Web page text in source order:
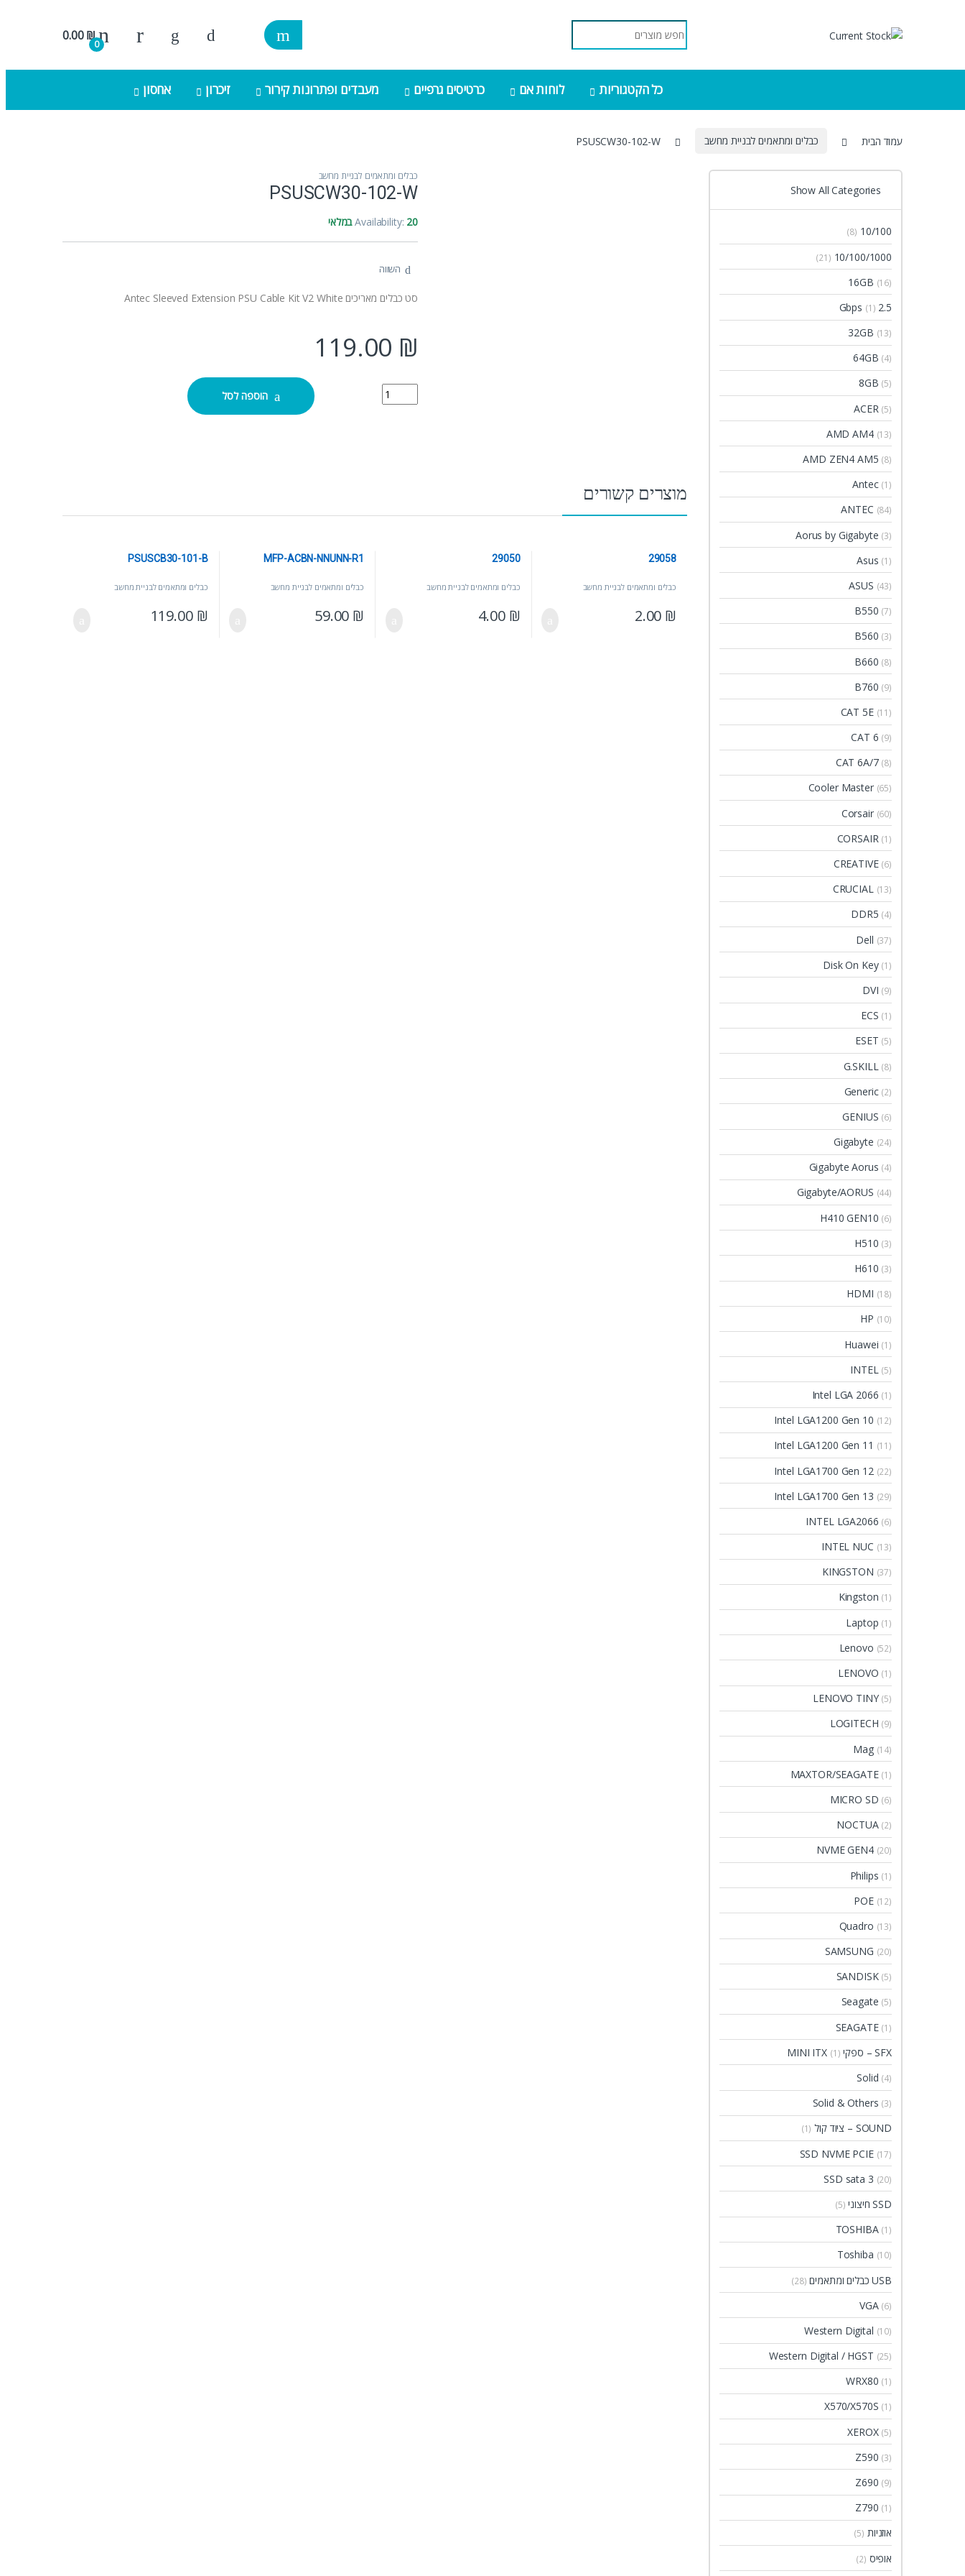
Search for:
0
0.00₪
כל הקטגוריות לוחות אם כרטיסים גרפיים מעבדים ופתרונות קירור זיכרון אחסון
עמוד הבית כבלים ומתאמים לבניית מחשב PSUSCW30-102-W
כבלים ומתאמים לבניית מחשב
PSUSCW30-102-W
Availability: 20 במלאי
השווה
סט כבלים מאריכים Antec Sleeved Extension PSU Cable Kit V2 White
119.00 ₪
PSUSCW30-102-W quantity הוספה לסל
מוצרים קשורים
כבלים ומתאמים לבניית מחשב
29058
2.00 ₪
כבלים ומתאמים לבניית מחשב
29050
4.00 ₪
כבלים ומתאמים לבניית מחשב
MFP-ACBN-NNUNN-R1
59.00 ₪
כבלים ומתאמים לבניית מחשב
PSUSCB30-101-B
119.00 ₪
Show All Categories
10/100
(8)
10/100/1000
(21)
16GB (16)
2.5 Gbps
(1)
32GB (13)
64GB (4)
8GB (5)
ACER (5)
AMD AM4 (13)
AMD ZEN4 AM5 (8)
Antec (1)
ANTEC (84)
Aorus by Gigabyte (3)
Asus (1)
ASUS (43)
B550 (7)
B560 (3)
B660 (8)
B760 (9)
CAT 5E (11)
CAT 6 (9)
CAT 6A/7 (8)
Cooler Master (65)
Corsair (60)
CORSAIR (1)
CREATIVE (6)
CRUCIAL (13)
DDR5 (4)
Dell (37)
Disk On Key (1)
DVI (9)
ECS (1)
ESET (5)
G.SKILL (8)
Generic (2)
GENIUS (6)
Gigabyte (24)
Gigabyte Aorus (4)
Gigabyte/AORUS (44)
H410 GEN10 (6)
H510 (3)
H610 (3)
HDMI (18)
HP (10)
Huawei (1)
INTEL (5)
Intel LGA 2066 (1)
Intel LGA1200 Gen 10 (12)
Intel LGA1200 Gen 11 (11)
Intel LGA1700 Gen 12 (22)
Intel LGA1700 Gen 13 (29)
INTEL LGA2066 (6)
INTEL NUC (13)
KINGSTON (37)
Kingston (1)
Laptop (1)
Lenovo (52)
LENOVO (1)
LENOVO TINY (5)
LOGITECH (9)
Mag (14)
MAXTOR/SEAGATE (1)
MICRO SD (6)
NOCTUA (2)
NVME GEN4 (20)
Philips (1)
POE (12)
Quadro (13)
SAMSUNG (20)
SANDISK (5)
Seagate (5)
SEAGATE (1)
SFX – ספקי MINI ITX (1)
Solid (4)
Solid & Others (3)
SOUND – ציוד קול (1)
SSD NVME PCIE (17)
SSD sata 3 (20)
SSD חיצוני (5)
TOSHIBA (1)
Toshiba (10)
USB כבלים ומתאמים (28)
VGA (6)
Western Digital (10)
Western Digital / HGST (25)
WRX80 (1)
X570/X570S (1)
XEROX (5)
Z590 (3)
Z690 (9)
Z790 (1)
אוזניות (5)
אופיס (2)